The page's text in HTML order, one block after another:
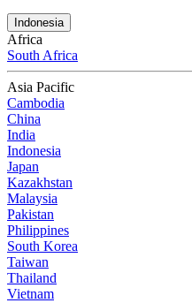
Indonesia
Africa
South Africa
Asia Pacific
Cambodia
China
India
Indonesia
Japan
Kazakhstan
Malaysia
Pakistan
Philippines
South Korea
Taiwan
Thailand
Vietnam